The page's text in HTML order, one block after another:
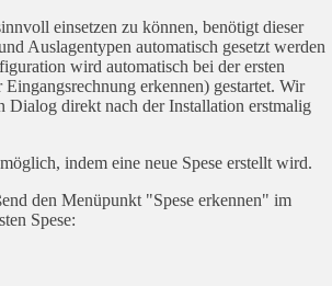
einsetzen zu können, benötigt dieser
Auslagentypen automatisch gesetzt werden
wird automatisch bei der ersten
Eingangsrechnung erkennen) gestartet. Wir
Dialog direkt nach der Installation erstmalig
indem eine neue Spese erstellt wird.
den Menüpunkt "Spese erkennen" im
Spese: